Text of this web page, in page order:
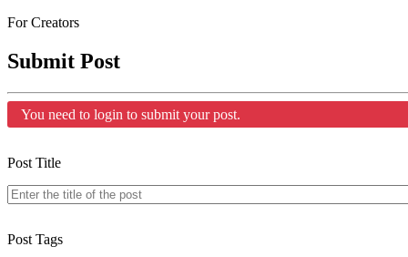
For Creators
Submit Post
You need to login to submit your post.
Post Title
Post Tags